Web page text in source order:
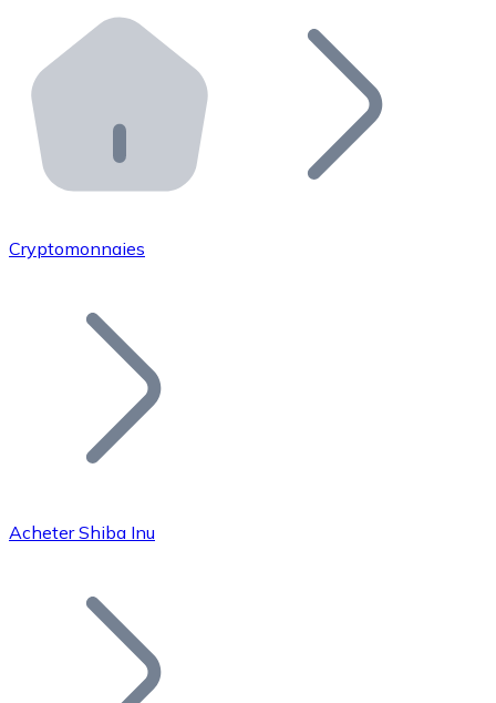
Distributeurs automatiques Bitnovo
Intégrez un ATM Bitnovo dans votre entreprise et
API Bitnovo
Intégrez notre API dans votre écosystème.
Rejoignez notre réseau de distributeurs et
Ajoutez le token de votre projet à notre service
Bitcoin
Cryptomonnaies
Acheter Shiba Inu